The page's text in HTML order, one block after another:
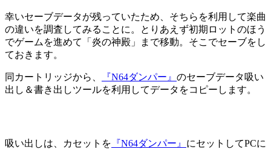
幸いセーブデータが残っていたため、そちらを利用して楽曲
の違いを調査してみることに。とりあえず初期ロットのほう
でゲームを進めて「炎の神殿」まで移動。そこでセーブをし
ておきます。
同カートリッジから、 『N64ダンパー』 のセーブデータ吸い
出し＆書き出しツールを利用してデータをコピーします。
吸い出しは、カセットを 『N64ダンパー』 にセットしてPCに